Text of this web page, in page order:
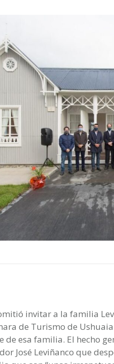
invitar a la familia
de Turismo de
de esa familia. El hecho
José Leviñanco que